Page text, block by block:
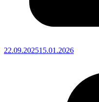
22.09.202515.01.2026